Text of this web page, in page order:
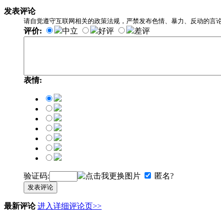
发表评论
请自觉遵守互联网相关的政策法规，严禁发布色情、暴力、反动的言
评价: 中立 好评 差评
表情:
验证码: 匿名?
发表评论
最新评论 进入详细评论页>>